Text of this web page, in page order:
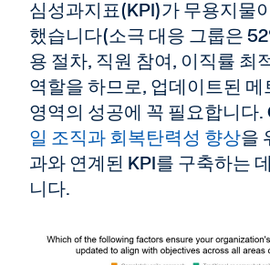
심성과지표(KPI)가 무용지물
했습니다(소극 대응 그룹은
용 절차, 직원 참여, 이직률 최
역할을 하므로, 업데이트된
영역의 성공에 꼭 필요합니다.
일 조직과 회복탄력성 향상을
과와 연계된 KPI를 구축하는
니다.